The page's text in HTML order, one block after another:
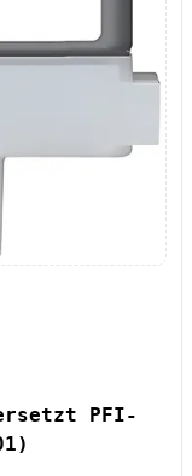
PFI-